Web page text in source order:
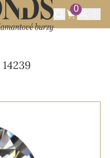
0
0.39CT E/IF S GIA
14239